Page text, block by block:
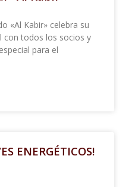
«Al Kabir» celebra su
con todos los socios y
para el
ENERGÉTICOS!